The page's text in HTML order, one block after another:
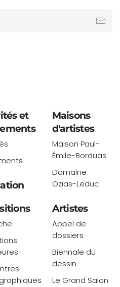
et
Maisons
d'artistes
Maison Paul-
Émile-Borduas
Domaine
Ozias-Leduc
Artistes
Appel de
dossiers
Biennale du
dessin
Le Grand Salon